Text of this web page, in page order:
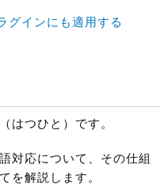
グインにも適用する
はつひと）です。
対応について、その仕組
を解説します。